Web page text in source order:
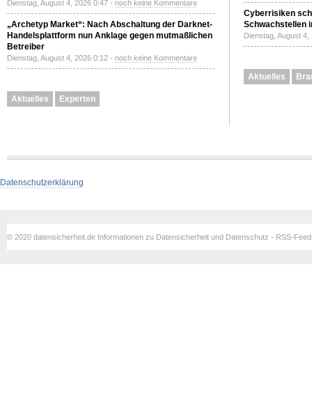
Dienstag, August 4, 2026 0:47 - noch keine Kommentare
„Archetyp Market“: Nach Abschaltung der Darknet-
Handelsplattform nun Anklage gegen mutmaßlichen
Betreiber
Dienstag, August 4, 2026 0:12 - noch keine Kommentare
Aktuelles Experten
Cyberrisiken
Schwachstellen
Dienstag, August
Aktuelles
Datenschutzerklärung
© 2020 datensicherheit.de Informationen zu Datensicherheit und Datenschutz - RSS-